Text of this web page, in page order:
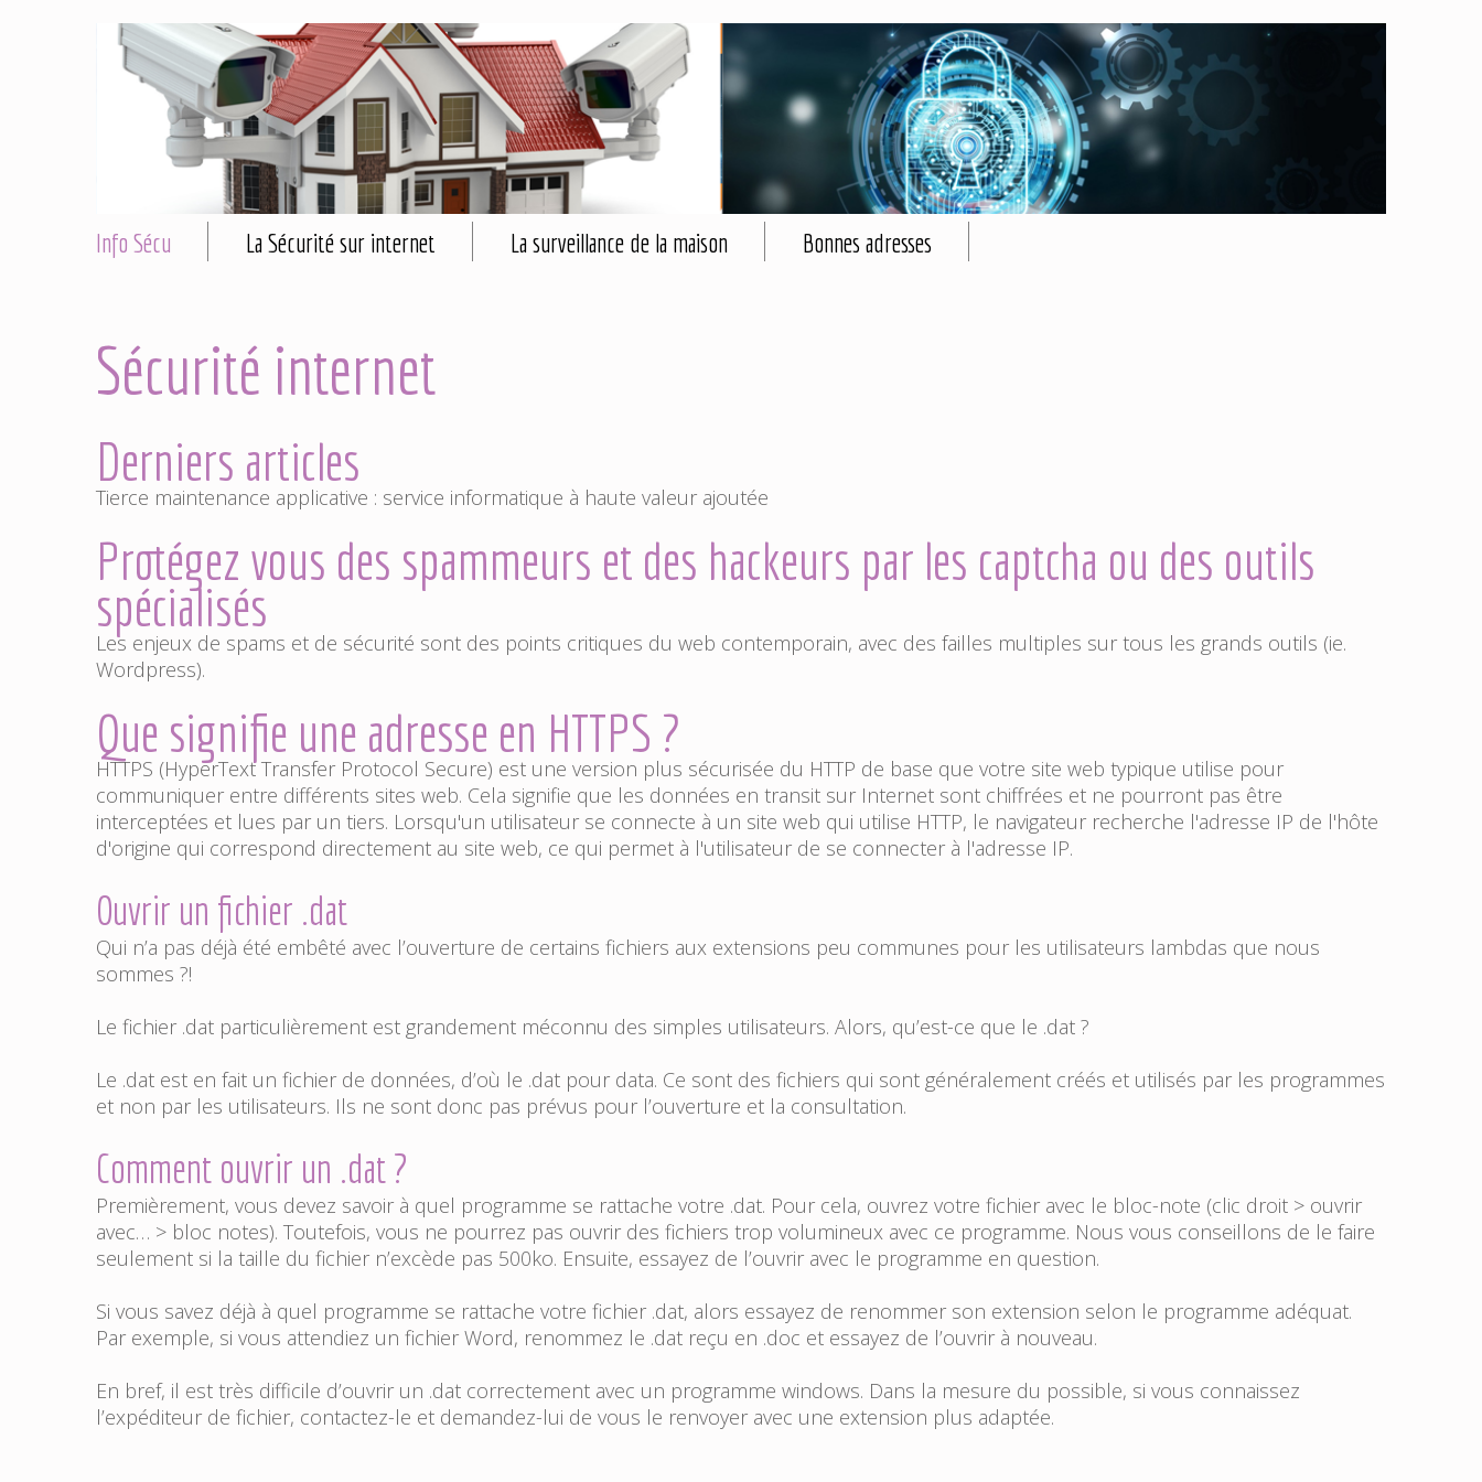
Info Sécu La Sécurité sur internet La surveillance de la maison Bonnes adresses
Sécurité internet
Derniers articles
Tierce maintenance applicative : service informatique à haute valeur ajoutée
Protégez vous des spammeurs et des hackeurs par les captcha ou des outils
spécialisés
Les enjeux de spams et de sécurité sont des points critiques du web contemporain, avec des failles multiples sur tous les grands outils (ie.
Wordpress).
Que signifie une adresse en HTTPS ?
HTTPS (HyperText Transfer Protocol Secure) est une version plus sécurisée du HTTP de base que votre site web typique utilise pour
communiquer entre différents sites web. Cela signifie que les données en transit sur Internet sont chiffrées et ne pourront pas être
interceptées et lues par un tiers. Lorsqu'un utilisateur se connecte à un site web qui utilise HTTP, le navigateur recherche l'adresse IP de l'hôte
d'origine qui correspond directement au site web, ce qui permet à l'utilisateur de se connecter à l'adresse IP.
Ouvrir un fichier .dat
Qui n’a pas déjà été embêté avec l’ouverture de certains fichiers aux extensions peu communes pour les utilisateurs lambdas que nous
sommes ?!
Le fichier .dat particulièrement est grandement méconnu des simples utilisateurs. Alors, qu’est-ce que le .dat ?
Le .dat est en fait un fichier de données, d’où le .dat pour data. Ce sont des fichiers qui sont généralement créés et utilisés par les programmes
et non par les utilisateurs. Ils ne sont donc pas prévus pour l’ouverture et la consultation.
Comment ouvrir un .dat ?
Premièrement, vous devez savoir à quel programme se rattache votre .dat. Pour cela, ouvrez votre fichier avec le bloc-note (clic droit > ouvrir
avec… > bloc notes). Toutefois, vous ne pourrez pas ouvrir des fichiers trop volumineux avec ce programme. Nous vous conseillons de le faire
seulement si la taille du fichier n’excède pas 500ko. Ensuite, essayez de l’ouvrir avec le programme en question.
Si vous savez déjà à quel programme se rattache votre fichier .dat, alors essayez de renommer son extension selon le programme adéquat.
Par exemple, si vous attendiez un fichier Word, renommez le .dat reçu en .doc et essayez de l’ouvrir à nouveau.
En bref, il est très difficile d’ouvrir un .dat correctement avec un programme windows. Dans la mesure du possible, si vous connaissez
l’expéditeur de fichier, contactez-le et demandez-lui de vous le renvoyer avec une extension plus adaptée.